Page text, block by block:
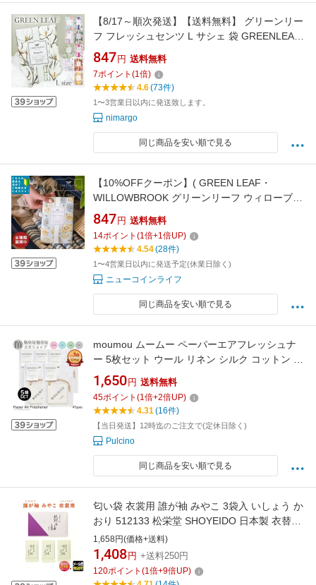
【8/17～順次発送】【送料無料】 グリーンリー
フ フレッシュセンツ L サシェ 袋 GREENLEAF
センツ フレグランス 香り 車 玄関 クローゼット
ロッカー プレゼント ギフト 吊り下げ ハンガー
ベッド 寝室 お返し プチギフト プレゼント トイ
レ 癒し ポプリ マグノリア 人気
847 円 送料無料
7ポイント (1倍)
4.6(73件)
1〜3営業日以内に発送致します。
nimargo
同じ商品を安い順で見る
【10%OFFクーポン】( GREEN LEAF・
WILLOWBROOK グリーンリーフ ウィローブル
ック フレッシュセンツ L ) フレグランスサシェ
置くだけ 新生活 贈り物 プレゼント おしゃれ ギ
フト 引っ掛け 玄関 エントランス 海外製 マグノ
847 円 送料無料
14ポイント (1倍+1倍UP)
4.54(28件)
1〜4営業日以内に発送予定(休業日除く)
ニューコインライフ
同じ商品を安い順で見る
moumou ムームー ペーパーエアフレッシュナ
ー 5枚セット ウール リネン シルク コットン 芳
香剤 ギフト フレグランス 香り インテリア ユニ
セックス メンズ ルームフレグランス コット
ン シルク リネン フレグランス ディフューザー
1,650 円 送料無料
45ポイント (1倍+2倍UP)
4.31(16件)
【当日発送】12時迄のご注文で(定休日除く)
Pulcino
同じ商品を安い順で見る
匂い袋 衣裳用 誰が袖 みやこ 3袋入 いしょう か
おり 512133 松栄堂 SHOYEIDO 日本製 衣替え
タンス 着物 防虫香 竜脳 虫よけ お香 香 香り 匂
い香 香り袋 樟脳 クローゼット 衣装 洋服
1,658円(価格+送料)
1,408 円 +送料250円
120ポイント (1倍+9倍UP)